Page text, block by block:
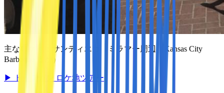
主なロケ地：
サンディエゴ（ミラマー周辺、Kansas City
Barbeque ほか）
▶ トップガン ロケ地ツアー